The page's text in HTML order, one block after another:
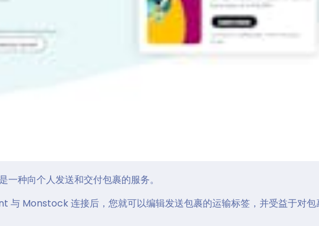
种向个人发送和交付包裹的服务。
Monstock 连接后，您就可以编辑发送包裹的运输标签，并受益于对包